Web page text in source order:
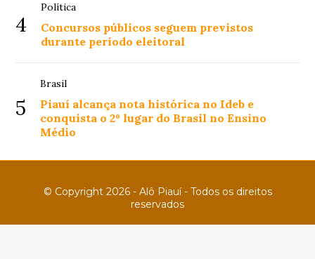
4
Política
Concursos públicos seguem previstos
durante período eleitoral
5
Brasil
Piauí alcança nota histórica no Ideb e
conquista o 2º lugar do Brasil no Ensino
Médio
© Copyright 2026 - Alô Piauí - Todos os direitos
reservados